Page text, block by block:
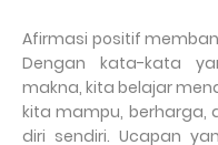
Afirmasi positif
Dengan kata-kata
makna, kita belajar
kita mampu, berharga,
diri sendiri. Ucapan